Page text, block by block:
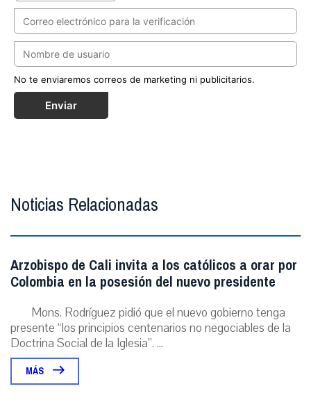
No te enviaremos correos de marketing ni publicitarios.
Enviar
Noticias Relacionadas
Arzobispo de Cali invita a los católicos a orar por
Colombia en la posesión del nuevo presidente
Mons. Rodríguez pidió que el nuevo gobierno tenga
presente “los principios centenarios no negociables de la
Doctrina Social de la Iglesia”. ...
MÁS